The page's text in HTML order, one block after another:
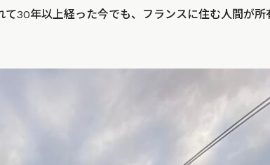
30年以上経った今でも、フランスに住む人間が所